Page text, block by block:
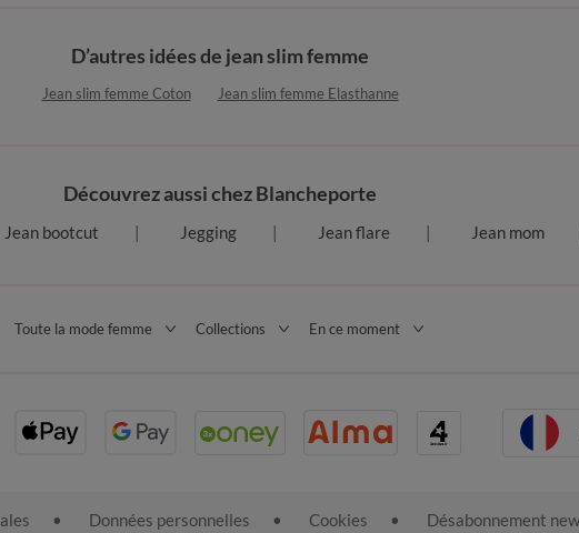
D’autres idées de jean slim femme
Jean slim femme Coton Jean slim femme Elasthanne
Découvrez aussi chez Blancheporte
Jean bootcut Jegging Jean flare Jean mom
Toute la mode femme Collections En ce moment
Données personnelles Cookies Désabonnement